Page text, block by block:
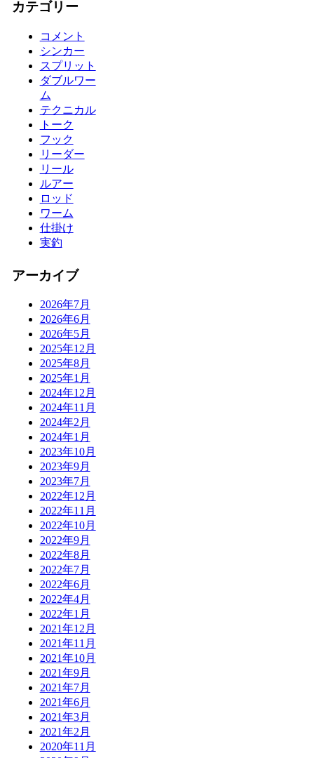
カテゴリー
コメント
シンカー
スプリット
ダブルワー
ム
テクニカル
トーク
フック
リーダー
リール
ルアー
ロッド
ワーム
仕掛け
実釣
アーカイブ
2026年7月
2026年6月
2026年5月
2025年12月
2025年8月
2025年1月
2024年12月
2024年11月
2024年2月
2024年1月
2023年10月
2023年9月
2023年7月
2022年12月
2022年11月
2022年10月
2022年9月
2022年8月
2022年7月
2022年6月
2022年4月
2022年1月
2021年12月
2021年11月
2021年10月
2021年9月
2021年7月
2021年6月
2021年3月
2021年2月
2020年11月